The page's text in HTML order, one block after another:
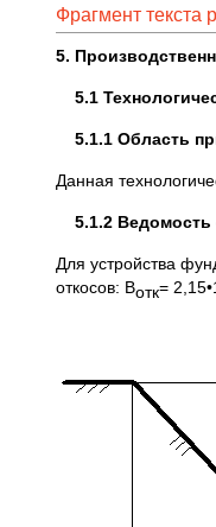
Фрагмент текста
5.
5.1
5.1.1 Область
Данная
5.1.2 Ведомость
Для устройства
откосов: Bотк=